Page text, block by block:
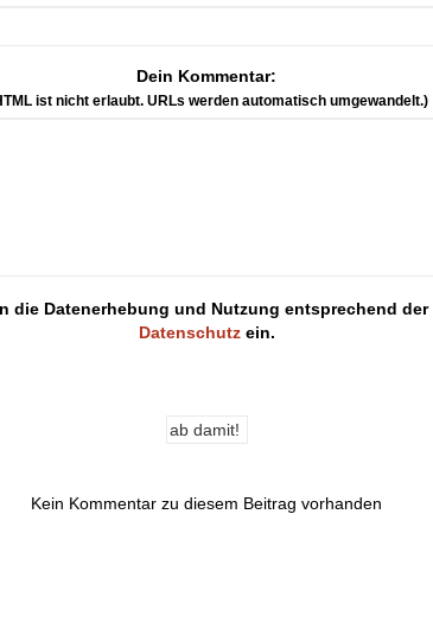
Dein Kommentar:
ist nicht erlaubt. URLs werden automatisch umgewandelt.)
die Datenerhebung und Nutzung entsprechend
Datenschutzein.
Kein Kommentar zu diesem Beitrag vorhanden